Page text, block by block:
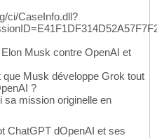
ci/CaseInfo.dll?
Musk contre OpenAI et
Musk développe Grok tout
?
mission originelle en
dOpenAI et ses